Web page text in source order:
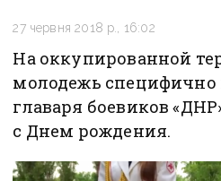
27 червня 2018 р., 16:02
На оккупированной
молодежь специфично
главаря боевиков
с Днем рождения.